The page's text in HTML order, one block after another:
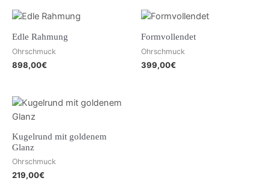
Edle Rahmung
Ohrschmuck
898,00€
Formvollendet
Ohrschmuck
399,00€
Kugelrund mit goldenem
Glanz
Ohrschmuck
219,00€